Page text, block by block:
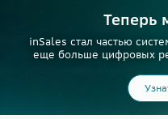
Теперь
inSales стал частью
еще больше цифровых